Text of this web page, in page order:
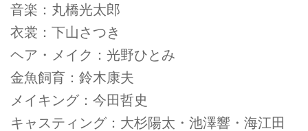
音楽：丸橋光太郎
衣裳：下山さつき
ヘア・メイク：光野ひとみ
金魚飼育：鈴木康夫
メイキング：今田哲史
キャスティング：大杉陽太・池澤響・海江田